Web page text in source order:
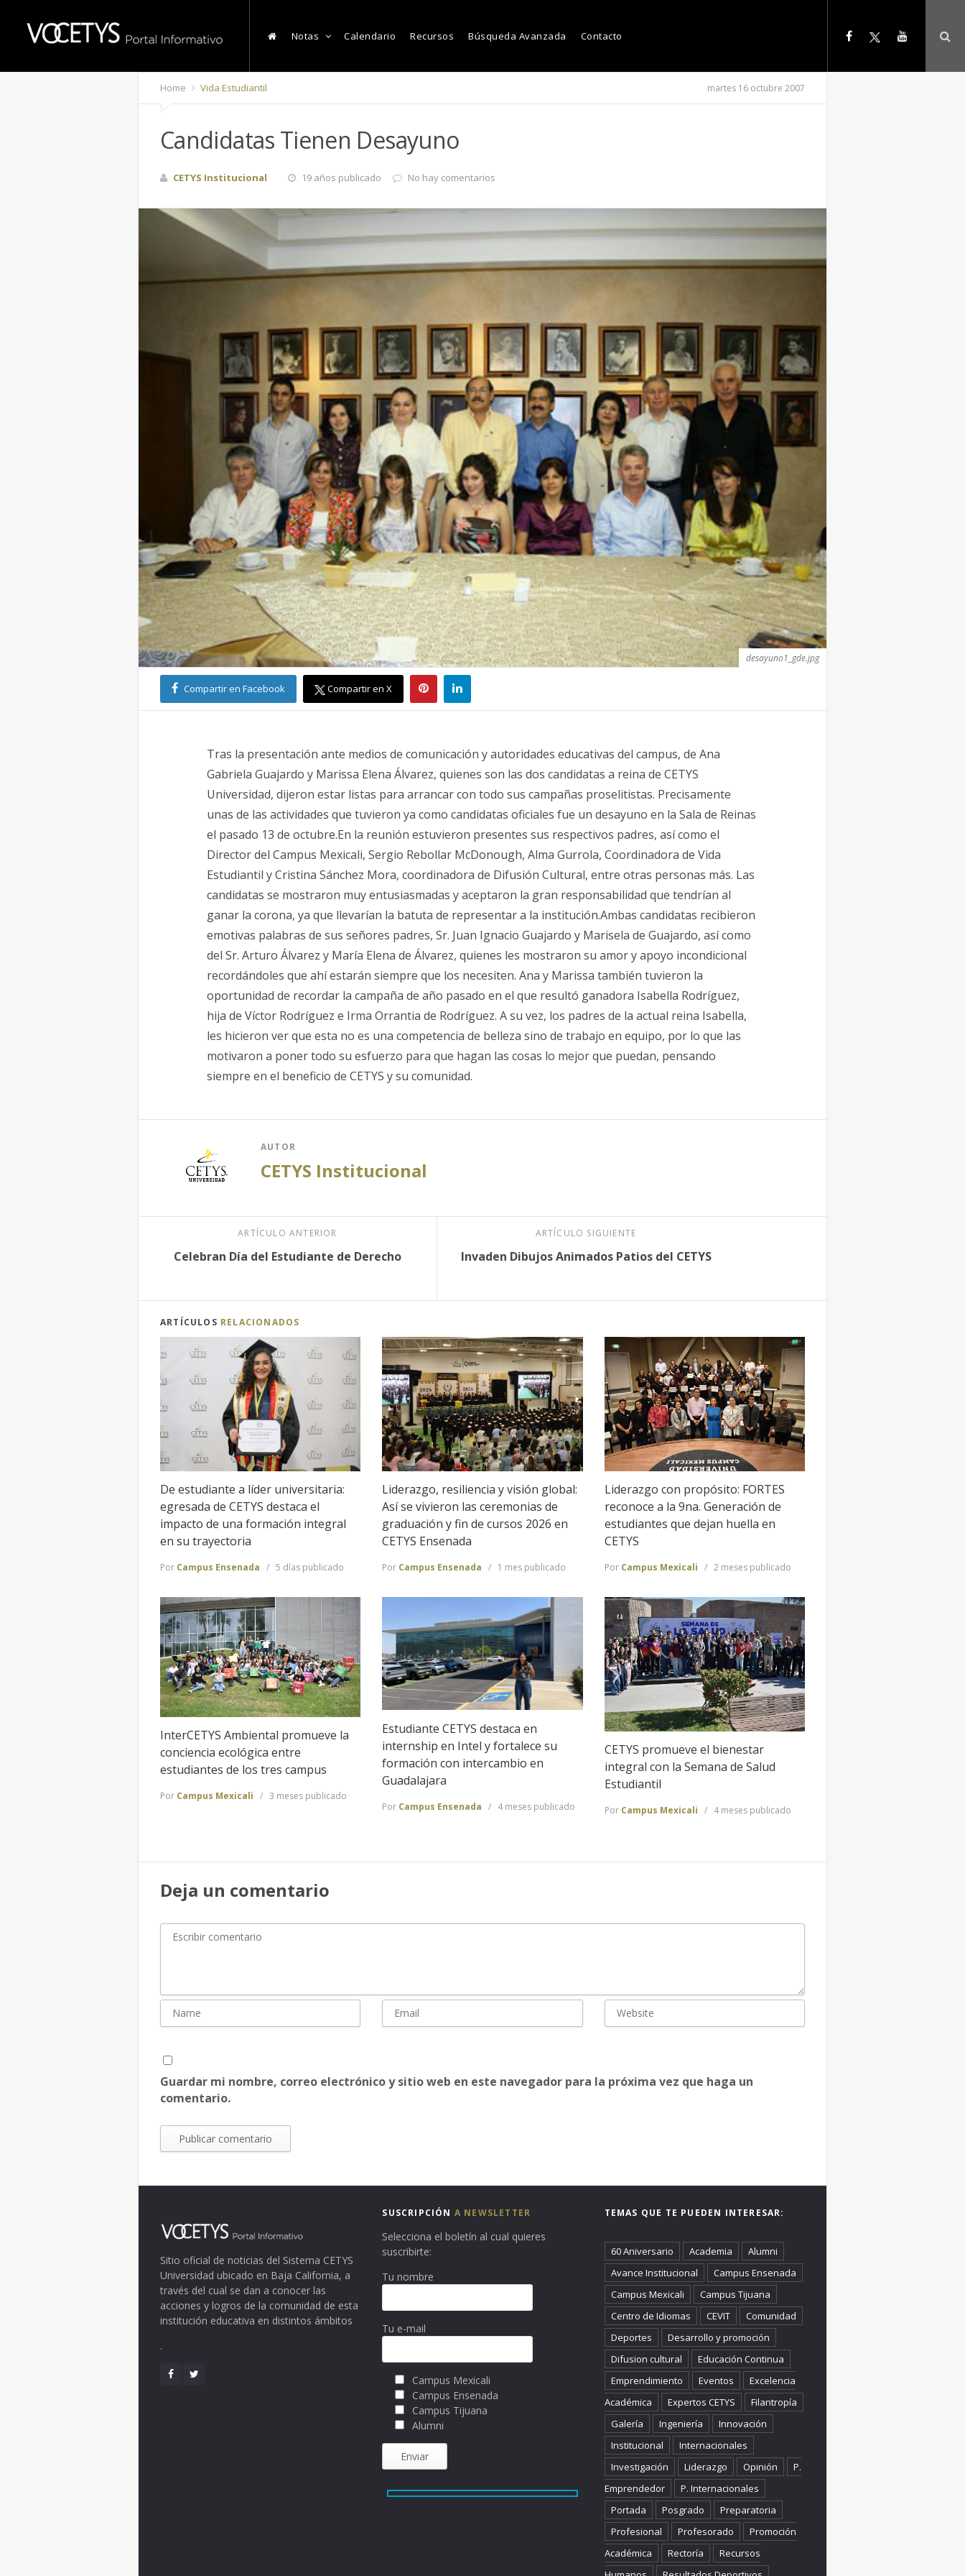
Notas Calendario Recursos Búsqueda Avanzada Contacto
Home Vida Estudiantil martes 16 octubre 2007
Candidatas Tienen Desayuno
CETYS Institucional 19 años publicado No hay comentarios
desayuno1_gde.jpg
Compartir en Facebook Compartir en X
Tras la presentación ante medios de comunicación y autoridades educativas del campus, de Ana
Gabriela Guajardo y Marissa Elena Álvarez, quienes son las dos candidatas a reina de CETYS
Universidad, dijeron estar listas para arrancar con todo sus campañas proselitistas. Precisamente
unas de las actividades que tuvieron ya como candidatas oficiales fue un desayuno en la Sala de Reinas
el pasado 13 de octubre.En la reunión estuvieron presentes sus respectivos padres, así como el
Director del Campus Mexicali, Sergio Rebollar McDonough, Alma Gurrola, Coordinadora de Vida
Estudiantil y Cristina Sánchez Mora, coordinadora de Difusión Cultural, entre otras personas más. Las
candidatas se mostraron muy entusiasmadas y aceptaron la gran responsabilidad que tendrían al
ganar la corona, ya que llevarían la batuta de representar a la institución.Ambas candidatas recibieron
emotivas palabras de sus señores padres, Sr. Juan Ignacio Guajardo y Marisela de Guajardo, así como
del Sr. Arturo Álvarez y María Elena de Álvarez, quienes les mostraron su amor y apoyo incondicional
recordándoles que ahí estarán siempre que los necesiten. Ana y Marissa también tuvieron la
oportunidad de recordar la campaña de año pasado en el que resultó ganadora Isabella Rodríguez,
hija de Víctor Rodríguez e Irma Orrantia de Rodríguez. A su vez, los padres de la actual reina Isabella,
les hicieron ver que esta no es una competencia de belleza sino de trabajo en equipo, por lo que las
motivaron a poner todo su esfuerzo para que hagan las cosas lo mejor que puedan, pensando
siempre en el beneficio de CETYS y su comunidad.
AUTOR
CETYS Institucional
ARTÍCULO ANTERIOR
Celebran Día del Estudiante de Derecho
ARTÍCULO SIGUIENTE
Invaden Dibujos Animados Patios del CETYS
ARTÍCULOS RELACIONADOS
De estudiante a líder universitaria:
egresada de CETYS destaca el
impacto de una formación integral
en su trayectoria
Por Campus Ensenada 5 días publicado
Liderazgo, resiliencia y visión global:
Así se vivieron las ceremonias de
graduación y fin de cursos 2026 en
CETYS Ensenada
Por Campus Ensenada 1 mes publicado
Liderazgo con propósito: FORTES
reconoce a la 9na. Generación de
estudiantes que dejan huella en
CETYS
Por Campus Mexicali 2 meses publicado
InterCETYS Ambiental promueve la
conciencia ecológica entre
estudiantes de los tres campus
Por Campus Mexicali 3 meses publicado
Estudiante CETYS destaca en
internship en Intel y fortalece su
formación con intercambio en
Guadalajara
Por Campus Ensenada 4 meses publicado
CETYS promueve el bienestar
integral con la Semana de Salud
Estudiantil
Por Campus Mexicali 4 meses publicado
Deja un comentario
Guardar mi nombre, correo electrónico y sitio web en este navegador para la próxima vez que haga un
comentario.
Sitio oficial de noticias del Sistema CETYS
Universidad ubicado en Baja California, a
través del cual se dan a conocer las
acciones y logros de la comunidad de esta
institución educativa en distintos ámbitos
.
SUSCRIPCIÓN A NEWSLETTER
Selecciona el boletín al cual quieres
suscribirte:
Tu nombre
Tu e-mail
Campus Mexicali
Campus Ensenada
Campus Tijuana
Alumni
TEMAS QUE TE PUEDEN INTERESAR:
60 Aniversario Academia
Alumni
Avance Institucional
Campus Ensenada
Campus Mexicali
Campus Tijuana
Centro de Idiomas
CEVIT
Comunidad
Deportes
Desarrollo y promoción
Difusion cultural
Educación Continua
Emprendimiento
Eventos
Excelencia
Académica
Expertos CETYS
Filantropía
Galería
Ingeniería
Innovación
Institucional
Internacionales
Investigación
Liderazgo Opinión
P.
Emprendedor
P. Internacionales
Portada
Posgrado
Preparatoria
Profesional
Profesorado
Promoción
Académica
Rectoría
Recursos